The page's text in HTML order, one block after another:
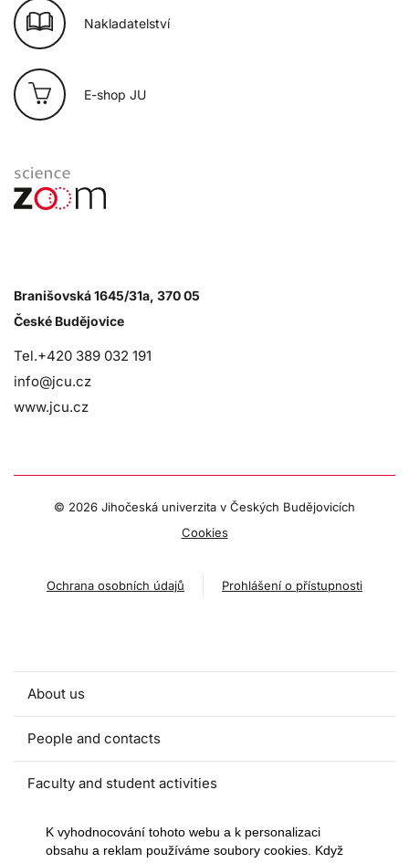
Nakladatelství
E-shop JU
Branišovská 1645/31a, 370 05
České Budějovice
Tel.+420 389 032 191
info@jcu.cz
www.jcu.cz
© 2026 Jihočeská univerzita v Českých Budějovicích
Cookies
Ochrana osobních údajů Prohlášení o přístupnosti
About us
People and contacts
Faculty and student activities
Projects and strategic partnerships
K vyhodnocování tohoto webu a k personalizaci
obsahu a reklam používáme soubory cookies. Když